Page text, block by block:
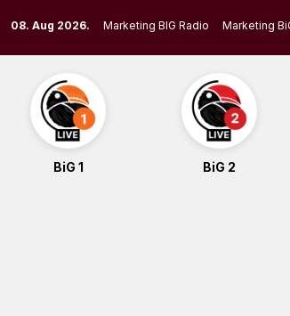
to
content
08. Aug 2026. Marketing BIG Radio Marketing
BiG 1 BiG 2